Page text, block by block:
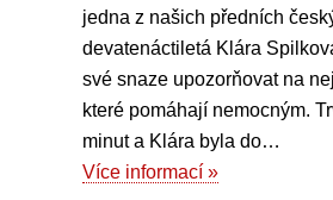
jedna z našich předních
devatenáctiletá Klára
své snaze upozorňovat na
které pomáhají nemocným.
minut a Klára byla do…
Více informací »